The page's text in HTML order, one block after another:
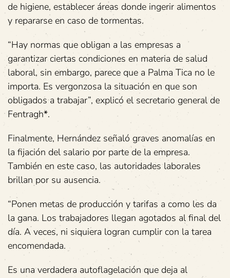
de higiene, establecer áreas donde ingerir alimentos
y repararse en caso de tormentas.
“Hay normas que obligan a las empresas a
garantizar ciertas condiciones en materia de salud
laboral, sin embargo, parece que a Palma Tica no le
importa. Es vergonzosa la situación en que son
obligados a trabajar”, explicó el secretario general de
Fentragh*.
Finalmente, Hernández señaló graves anomalías en
la fijación del salario por parte de la empresa.
También en este caso, las autoridades laborales
brillan por su ausencia.
“Ponen metas de producción y tarifas a como les da
la gana. Los trabajadores llegan agotados al final del
día. A veces, ni siquiera logran cumplir con la tarea
encomendada.
Es una verdadera autoflagelación que deja al